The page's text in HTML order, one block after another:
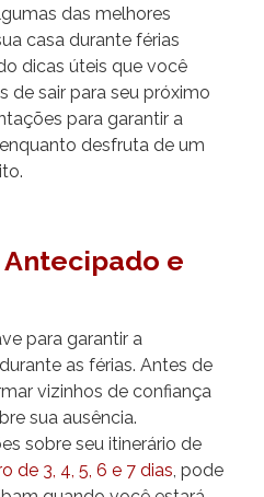
das melhores
casa durante férias
dicas úteis que você
de sair para seu próximo
para garantir a
desfruta de um
e
para garantir a
as férias. Antes de
vizinhos de confiança
sua ausência.
sobre seu itinerário de
de 3, 4, 5, 6 e 7 dias, pode